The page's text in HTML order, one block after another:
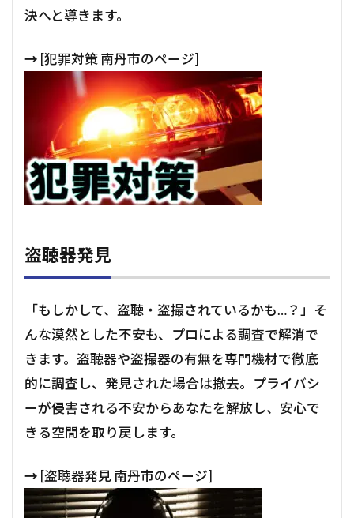
決へと導きます。
→ [犯罪対策 南丹市のページ]
盗聴器発見
「もしかして、盗聴・盗撮されているかも…？」そ
んな漠然とした不安も、プロによる調査で解消で
きます。盗聴器や盗撮器の有無を専門機材で徹底
的に調査し、発見された場合は撤去。プライバシ
ーが侵害される不安からあなたを解放し、安心で
きる空間を取り戻します。
→ [盗聴器発見 南丹市のページ]